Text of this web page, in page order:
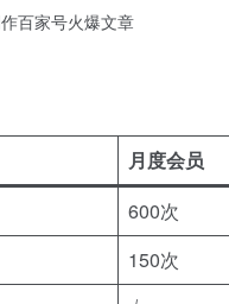
百家号火爆文章
月度会员
600次
150次